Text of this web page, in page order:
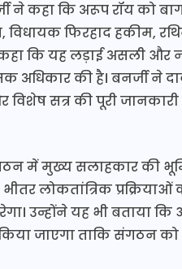
ने कहा कि अरूप रॉय को
विधायक फिरहाद हकीम,
कहा कि यह लड़ाई असली
अधिकार की है। बनर्जी ने
विशेष सत्र की पूरी
में मुख्य सलाहकार की
भीतर लोकतांत्रिक
उन्होंने यह भी बताया कि
जाएगा ताकि संगठन